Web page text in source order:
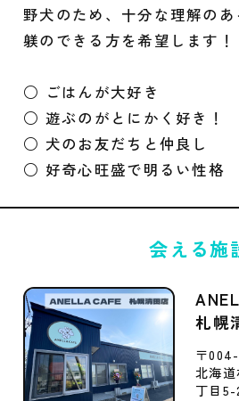
野犬のため、十分な理解の
躾のできる方を希望します！
○ ごはんが大好き
○ 遊ぶのがとにかく好き！
○ 犬のお友だちと仲良し
○ 好奇心旺盛で明るい性格
会える施
札幌
〒
北海道
丁目5-